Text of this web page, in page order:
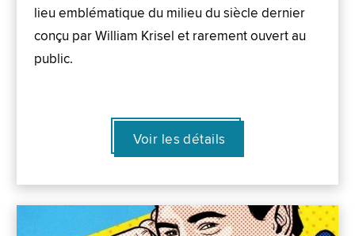
lieu emblématique du milieu du siècle dernier
conçu par William Krisel et rarement ouvert au
public.
Voir les détails